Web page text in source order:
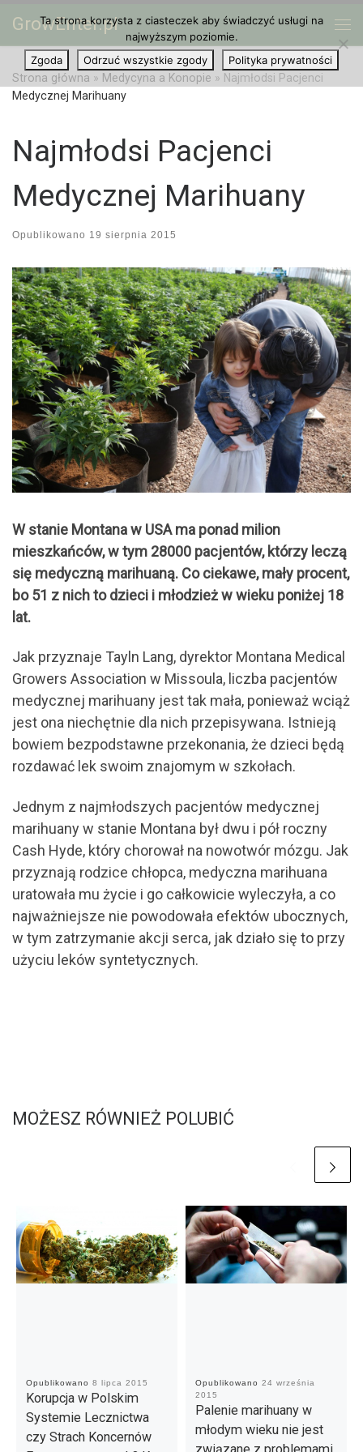
Przejdź do treści
GrowEnter.pl
Strona główna » Medycyna a Konopie » Najmłodsi Pacjenci
Medycznej Marihuany
Najmłodsi Pacjenci
Medycznej Marihuany
Opublikowano 19 sierpnia 2015
W stanie Montana w USA ma ponad milion
mieszkańców, w tym 28000 pacjentów, którzy leczą
się medyczną marihuaną. Co ciekawe, mały procent,
bo 51 z nich to dzieci i młodzież w wieku poniżej 18
lat.
Jak przyznaje Tayln Lang, dyrektor Montana Medical
Growers Association w Missoula, liczba pacjentów
medycznej marihuany jest tak mała, ponieważ wciąż
jest ona niechętnie dla nich przepisywana. Istnieją
bowiem bezpodstawne przekonania, że dzieci będą
rozdawać lek swoim znajomym w szkołach.
Jednym z najmłodszych pacjentów medycznej
marihuany w stanie Montana był dwu i pół roczny
Cash Hyde, który chorował na nowotwór mózgu. Jak
przyznają rodzice chłopca, medyczna marihuana
uratowała mu życie i go całkowicie wyleczyła, a co
najważniejsze nie powodowała efektów ubocznych,
w tym zatrzymanie akcji serca, jak działo się to przy
użyciu leków syntetycznych.
MOŻESZ RÓWNIEŻ POLUBIĆ
Opublikowano 8 lipca 2015
Korupcja w Polskim
Systemie Lecznictwa
czy Strach Koncernów
Opublikowano 24 września
2015
Palenie marihuany w
młodym wieku nie jest
Ta strona korzysta z ciasteczek aby świadczyć usługi na
najwyższym poziomie.
Zgoda
Odrzuć wszystkie zgody Polityka prywatności